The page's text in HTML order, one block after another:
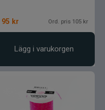
95 kr Ord. pris 105 kr
Lägg i varukorgen